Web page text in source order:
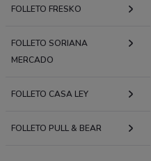
FOLLETO FRESKO
FOLLETO SORIANA
MERCADO
FOLLETO CASA LEY
FOLLETO PULL & BEAR